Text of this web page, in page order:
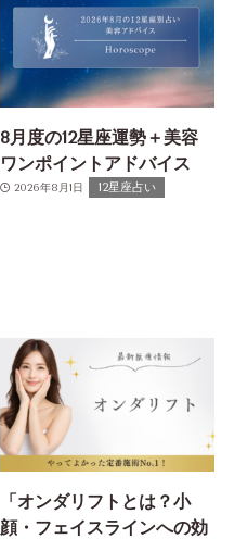
8月度の12星座運勢＋美容
ワンポイントアドバイス
2026年8月1日 12星座占い
「オンダリフトとは？小
顔・フェイスラインへの効